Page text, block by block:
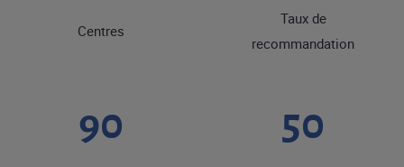
Centres
Taux de
recommandation
90 50